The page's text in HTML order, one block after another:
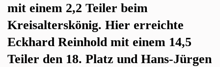
mit einem 2,2 Teiler beim
Kreisalterskönig. Hier erreichte
Eckhard Reinhold mit einem 14,5
Teiler den 18. Platz und Hans-Jürgen